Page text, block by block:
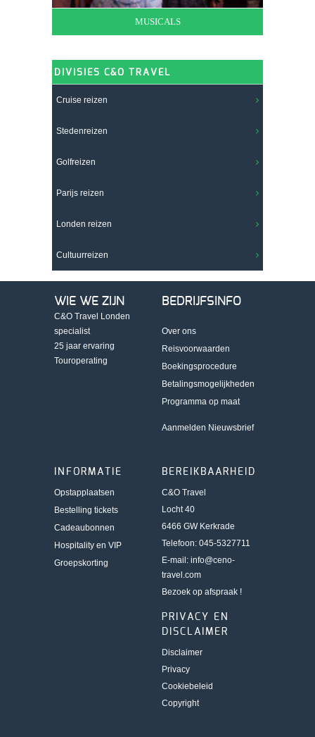
MUSICALS
DIVISIES C&O TRAVEL
Cruise reizen
Stedenreizen
Golfreizen
Parijs reizen
Londen reizen
Cultuurreizen
WIE WE ZIJN
C&O Travel Londen
specialist
25 jaar ervaring
Touroperating
BEDRIJFSINFO
Over ons
Reisvoorwaarden
Boekingsprocedure
Betalingsmogelijkheden
Programma op maat
Aanmelden Nieuwsbrief
INFORMATIE
Opstapplaatsen
Bestelling tickets
Cadeaubonnen
Hospitality en VIP
Groepskorting
BEREIKBAARHEID
C&O Travel
Locht 40
6466 GW Kerkrade
Telefoon: 045-5327711
E-mail: info@ceno-
travel.com
Bezoek op afspraak !
PRIVACY EN
DISCLAIMER
Disclaimer
Privacy
Cookiebeleid
Copyright